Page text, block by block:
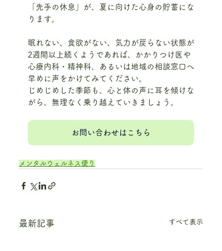
「先手の休息」が、夏に向けた心身の貯蓄にな
ります。
眠れない、食欲がない、気力が戻らない状態が
2週間以上続くようであれば、かかりつけ医や
心療内科・精神科、あるいは地域の相談窓口へ
早めに声をかけてみてください。
じめじめした季節も、心と体の声に耳を傾けな
がら、無理なく乗り越えていきましょう。
お問い合わせはこちら
メンタルウェルネス便り
最新記事 すべて表示